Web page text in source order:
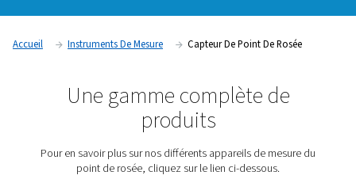
Les industries telles que la fabrication pharmaceutique,
des performances opérationnelles optimales.
Contactez-nous pour obtenir un devis !